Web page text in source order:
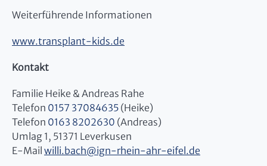
Weiterführende Informationen
www.transplant-kids.de
Kontakt
Familie Heike & Andreas Rahe
Telefon 0157 37084635 (Heike)
Telefon 0163 8202630 (Andreas)
Umlag 1, 51371 Leverkusen
E-Mail willi.bach@ign-rhein-ahr-eifel.de